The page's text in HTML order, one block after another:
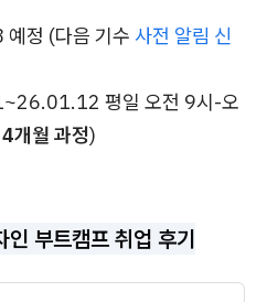
정 (다음 기수 사전 알림 신
평일 오전 9시-오
개월 과정)
부트캠프 취업 후기